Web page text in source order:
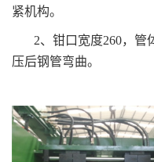
紧机构。
2、钳口宽度260，管
压后钢管弯曲。